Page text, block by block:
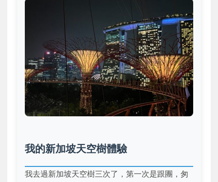
我的新加坡天空樹體驗
我去過新加坡天空樹三次了，第一次是跟團，匆